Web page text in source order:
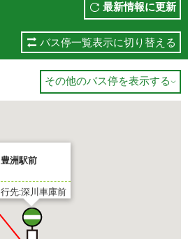
最新情報に更新
バス停一覧表示に切り替える
その他のバス停を表示する 
豊洲駅前
行先:深川車庫前